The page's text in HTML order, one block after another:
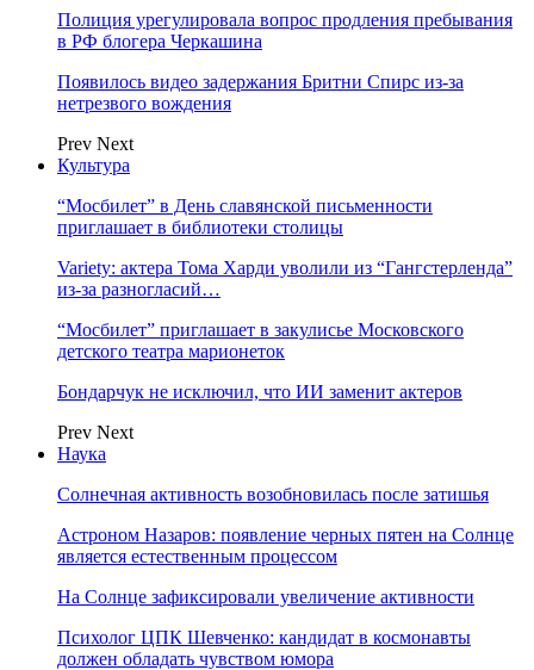
Полиция урегулировала вопрос продления пребывания
в РФ блогера Черкашина
Появилось видео задержания Бритни Спирс из-за
нетрезвого вождения
Prev Next
Культура
“Мосбилет” в День славянской письменности
приглашает в библиотеки столицы
Variety: актера Тома Харди уволили из “Гангстерленда”
из-за разногласий…
“Мосбилет” приглашает в закулисье Московского
детского театра марионеток
Бондарчук не исключил, что ИИ заменит актеров
Prev Next
Наука
Солнечная активность возобновилась после затишья
Астроном Назаров: появление черных пятен на Солнце
является естественным процессом
На Солнце зафиксировали увеличение активности
Психолог ЦПК Шевченко: кандидат в космонавты
должен обладать чувством юмора